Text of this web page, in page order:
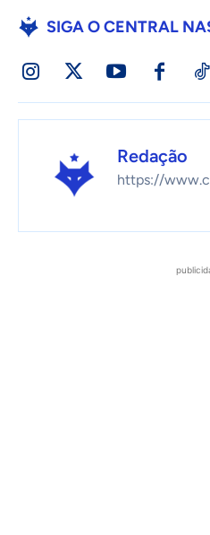
SIGA O CENTRAL
Redação
https://